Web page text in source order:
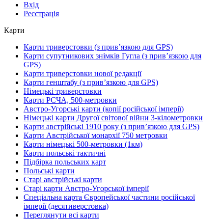
Вхід
Реєстрація
Карти
Карти триверстовки (з прив’язкою для GPS)
Карти супутникових знімків Гугла (з прив’язкою для
GPS)
Карти триверстовки нової редакції
Карти генштабу (з прив’язкою для GPS)
Німецькі триверстовки
Карти РСЧА, 500-метровки
Австро-Угорські карти (копії російської імперії)
Німецькі карти Другої світової війни 3-кілометровки
Карти австрійські 1910 року (з прив’язкою для GPS)
Карти Австрійської монархії 750 метровки
Карти німецькі 500-метровки (1км)
Карти польські тактичні
Підбірка польських карт
Польські карти
Старі австрійські карти
Старі карти Австро-Угорської імперії
Спеціальна карта Європейської частини російської
імперії (десятиверстовка)
Переглянути всі карти